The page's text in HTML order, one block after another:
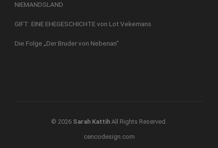
NIEMANDSLAND
GIFT: EINE EHEGESCHICHTE von Lot Vekemans
Die Folge „Der Bruder von Nebenan“
© 2026 Sarah Kattih All Rights Reserved.
cencodesign.com